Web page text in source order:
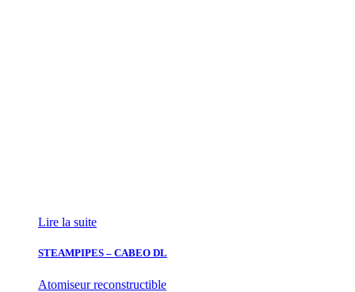
Lire la suite
STEAMPIPES – CABEO DL
Atomiseur reconstructible